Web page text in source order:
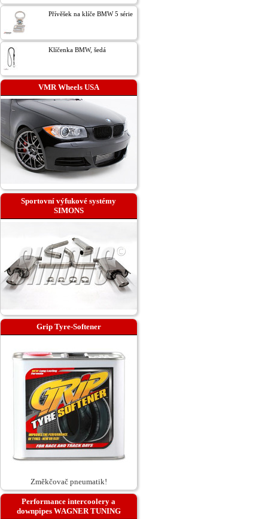
Přívěšek na klíče BMW 5 série
Klíčenka BMW, šedá
VMR Wheels USA
Sportovní výfukové systémy
SIMONS
Grip Tyre-Softener
Změkčovač pneumatik!
Performance intercoolery a
downpipes WAGNER TUNING